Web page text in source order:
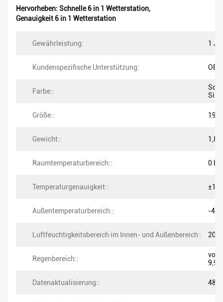
Hervorheben: Schnelle 6 in 1 Wetterstation,
Genauigkeit 6 in 1 Wetterstation
Gewährleistung: 1
Kundenspezifische Unterstützung:
Farbe::
Größe::
Gewicht:: 1,8
Raumtemperaturbereich:: 0
Temperaturgenauigkeit::
Außentemperaturbereich:: -40
Luftfeuchtigkeitsbereich im Innen- und Außenbereich:: 20%
Regenbereich::
von
Datenaktualisierung:: 48er